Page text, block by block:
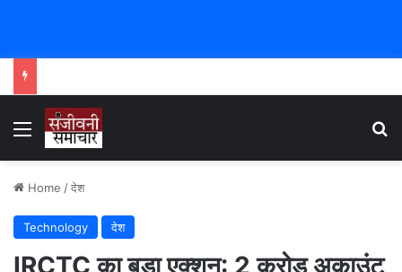
Menu
Home /देश
Technology देश
IRCTC का बड़ा एक्शन: 2 करोड़ अकाउंट